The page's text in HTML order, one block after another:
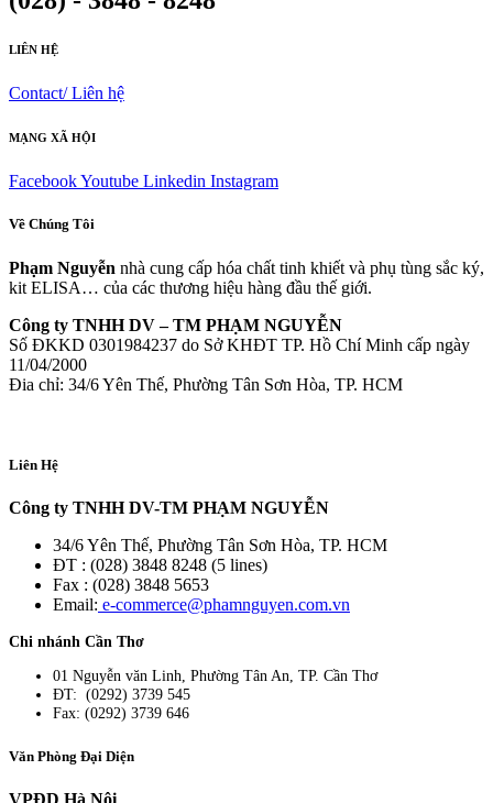
LIÊN HỆ
Contact/ Liên hệ
MẠNG XÃ HỘI
FacebookYoutube Linkedin Instagram
Về Chúng Tôi
Phạm Nguyễn nhà cung cấp hóa chất tinh khiết và phụ tùng sắc ký,
kit ELISA… của các thương hiệu hàng đầu thế giới.
Công ty TNHH DV – TM PHẠM NGUYỄN
Số ĐKKD 0301984237 do Sở KHĐT TP. Hồ Chí Minh cấp ngày
11/04/2000
Đia chỉ: 34/6 Yên Thế, Phường Tân Sơn Hòa, TP. HCM
Liên Hệ
Công ty TNHH DV-TM PHẠM NGUYỄN
34/6 Yên Thế, Phường Tân Sơn Hòa, TP. HCM
ĐT : (028) 3848 8248 (5 lines)
Fax : (028) 3848 5653
Email: e-commerce@phamnguyen.com.vn
Chi nhánh Cần Thơ
01 Nguyễn văn Linh, Phường Tân An, TP. Cần Thơ
ĐT: (0292) 3739 545
Fax: (0292) 3739 646
Văn Phòng Đại Diện
VPĐD Hà Nội